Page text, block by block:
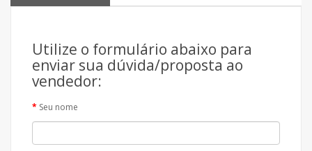
Utilize o formulário abaixo para
enviar sua dúvida/proposta ao
vendedor:
Seu nome